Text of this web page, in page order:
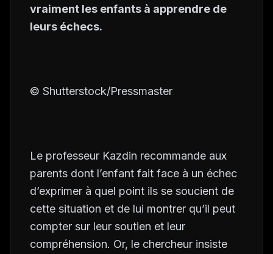
vraiment les enfants à apprendre de
leurs échecs.
© Shutterstock/Pressmaster
Le professeur Kazdin recommande aux
parents dont l’enfant fait face à un échec
d’exprimer à quel point ils se soucient de
cette situation et de lui montrer qu’il peut
compter sur leur soutien et leur
compréhension. Or, le chercheur insiste